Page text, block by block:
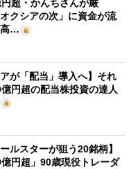
円超・かんちさんが厳
クシアの次」に資金が流
高…
アが「配当」導入へ】それ
円超の配当株投資の達人
ルスターが狙う20銘柄】
億円超」90歳現役トレーダ